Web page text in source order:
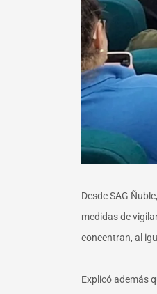
Desde SAG
medidas de
concentran, al
Explicó además